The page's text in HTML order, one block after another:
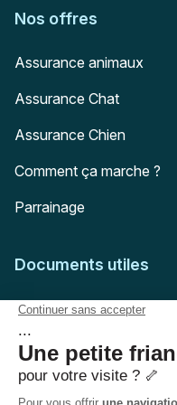
Nos offres
Assurance animaux
Assurance Chat
Assurance Chien
Comment ça marche ?
Parrainage
Documents utiles
Feuille de soins
Conditions générales
Politique de confidentialité